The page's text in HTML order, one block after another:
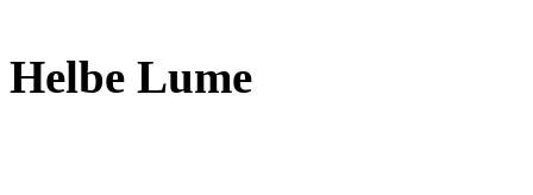
Helbe Lume